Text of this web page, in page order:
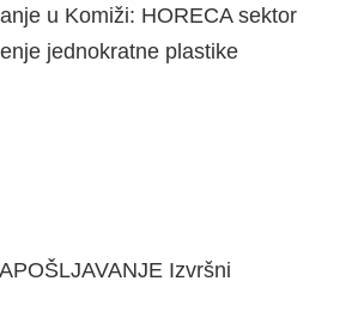
u Komiži: HORECA sektor
jednokratne plastike
Izvršni